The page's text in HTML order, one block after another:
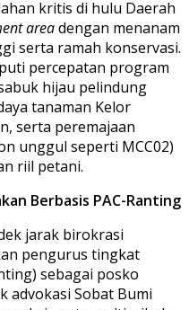
kritis di hulu Daerah
areadengan menanam
serta ramah konservasi.
percepatan program
hijau pelindung
tanaman Kelor
serta peremajaan
unggul seperti MCC02)
riil petani.
Berbasis PAC-Ranting
jarak birokrasi
pengurus tingkat
sebagai posko
advokasi Sobat Bumi